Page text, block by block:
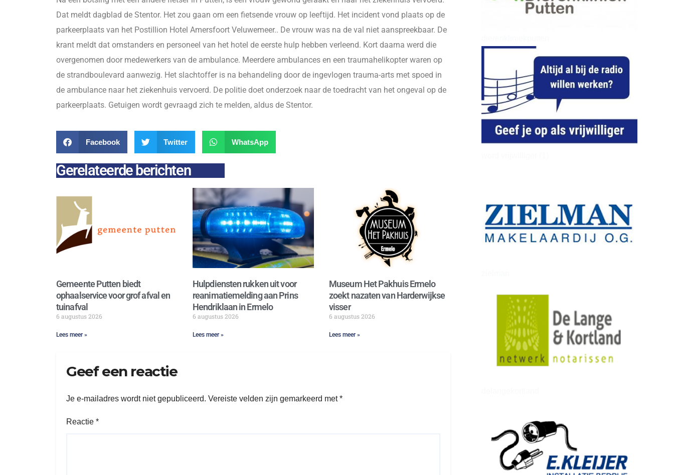
Dat meldt dagblad de Stentor. Het zou gaan om een fietsende vrouw op leeftijd. Het incident vond plaats op de
parkeerplaats van het Postillion Hotel Amersfoort Veluwemeer.. De vrouw was na de val niet aanspreekbaar. De
krant meldt dat omstanders en personeel van het hotel de eerste hulp hebben verleend. Kort daarna werd die
overgenomen door medewerkers van de ambulance. Meerdere ambulances en een traumahelikopter waren op
de strandboulevard aanwezig. Het slachtoffer is na behandeling door de ingevlogen trauma-arts met spoed in
de ambulance naar het ziekenhuis vervoerd. De politie doet onderzoek naar de toedracht van het ongeval op de
parkeerplaats. Getuigen wordt gevraagd zich te melden, aldus de Stentor.
Facebook Twitter WhatsApp
Gerelateerde berichten
Gemeente Putten biedt
ophaalservice voor grof afval en
tuinafval
6 augustus 2026
Lees meer »
Hulpdiensten rukken uit voor
reanimatiemelding aan Prins
Hendriklaan in Ermelo
6 augustus 2026
Lees meer »
Museum Het Pakhuis Ermelo
zoekt nazaten van Harderwijkse
visser
6 augustus 2026
Lees meer »
Geef een reactie
Je e-mailadres wordt niet gepubliceerd. Vereiste velden zijn gemarkeerd met*
Reactie *